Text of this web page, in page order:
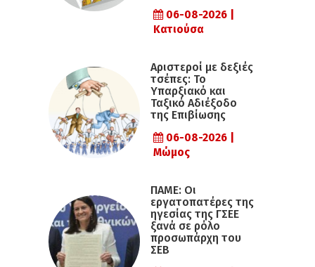
06-08-2026 |
Κατιούσα
Αριστεροί με δεξιές
τσέπες: Το
Υπαρξιακό και
Ταξικό Αδιέξοδο
της Επιβίωσης
06-08-2026 |
Μώμος
ΠΑΜΕ: Οι
εργατοπατέρες της
ηγεσίας της ΓΣΕΕ
ξανά σε ρόλο
προσωπάρχη του
ΣΕΒ